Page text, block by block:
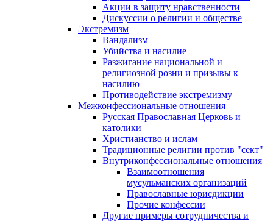
Акции в защиту нравственности
Дискуссии о религии и обществе
Экстремизм
Вандализм
Убийства и насилие
Разжигание национальной и
религиозной розни и призывы к
насилию
Противодействие экстремизму
Межконфессиональные отношения
Русская Православная Церковь и
католики
Христианство и ислам
Традиционные религии против "сект"
Внутриконфессиональные отношения
Взаимоотношения
мусульманских организаций
Православные юрисдикции
Прочие конфессии
Другие примеры сотрудничества и